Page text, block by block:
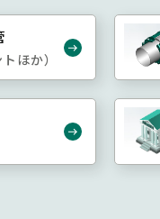
ほか）